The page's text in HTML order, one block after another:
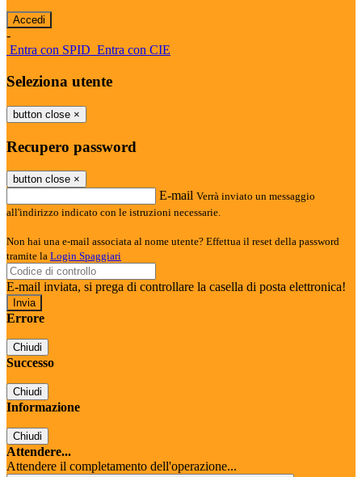
-
Entra con SPID Entra con CIE
Seleziona utente
button close ×
Recupero password
button close ×
E-mail Verrà inviato un messaggio
all'indirizzo indicato con le istruzioni necessarie.
Non hai una e-mail associata al nome utente? Effettua il reset della password
tramite la Login Spaggiari
E-mail inviata, si prega di controllare la casella di posta elettronica!
Errore
Chiudi
Successo
Chiudi
Informazione
Chiudi
Attendere...
Attendere il completamento dell'operazione...